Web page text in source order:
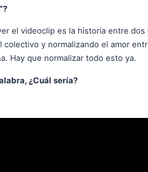
el videoclip es la historia entre
y normalizando el amor
Hay que normalizar todo esto ya.
¿Cuál sería?